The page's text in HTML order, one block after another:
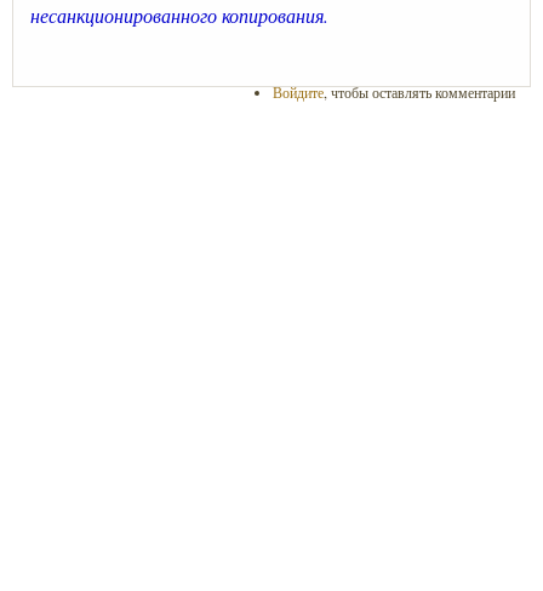
несанкционированного копирования.
Войдите, чтобы оставлять комментарии